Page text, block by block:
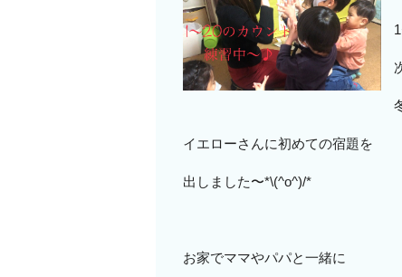
イエローさんに初めての宿題を
出しました〜*\(^o^)/*
お家でママやパパと一緒に